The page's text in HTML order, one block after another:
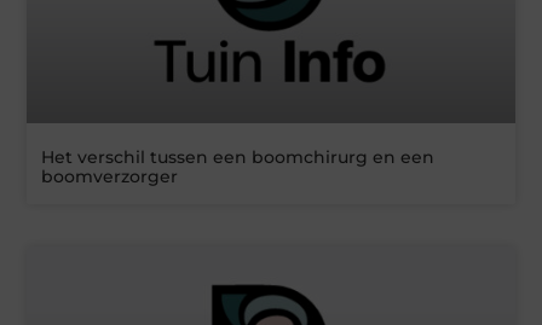
Het verschil tussen een boomchirurg en een
boomverzorger